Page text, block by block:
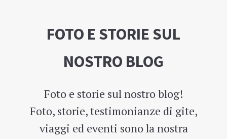
FOTO E STORIE SUL
NOSTRO BLOG
Foto e storie sul nostro blog!
Foto, storie, testimonianze di gite,
viaggi ed eventi sono la nostra